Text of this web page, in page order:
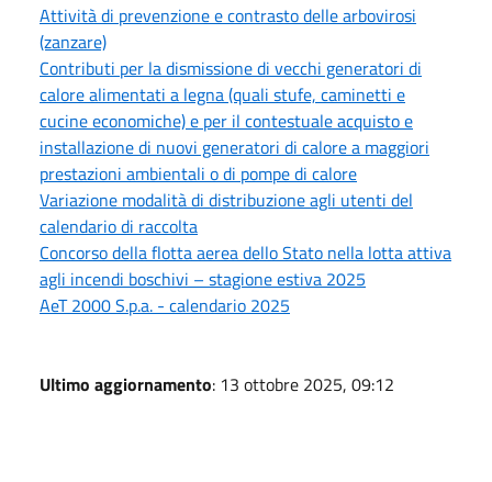
Attività di prevenzione e contrasto delle arbovirosi
(zanzare)
Contributi per la dismissione di vecchi generatori di
calore alimentati a legna (quali stufe, caminetti e
cucine economiche) e per il contestuale acquisto e
installazione di nuovi generatori di calore a maggiori
prestazioni ambientali o di pompe di calore
Variazione modalità di distribuzione agli utenti del
calendario di raccolta
Concorso della flotta aerea dello Stato nella lotta attiva
agli incendi boschivi – stagione estiva 2025
AeT 2000 S.p.a. - calendario 2025
Ultimo aggiornamento: 13 ottobre 2025, 09:12